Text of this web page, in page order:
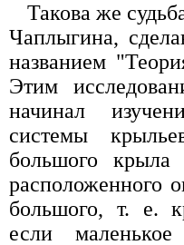
Такова же
Чаплыгина,
названием
Этим
начинал
системы
большого крыла
расположенного
большого, т. е.
если